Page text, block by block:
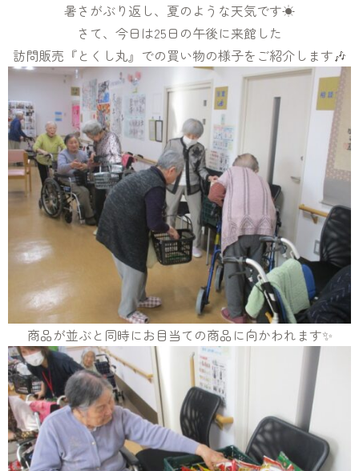
暑さがぶり返し、夏のような天気です☀
さて、今日は25日の午後に来館した
訪問販売『とくし丸』での買い物の様子をご紹介します🎶
商品が並ぶと同時にお目当ての商品に向かわれます✨